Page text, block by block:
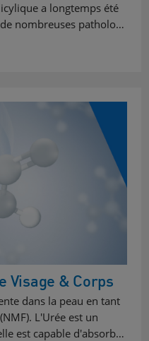
a longtemps été
nombreuses patholo…
Visage & Corps
dans la peau en tant
L'Urée est un
est capable d'absorb…